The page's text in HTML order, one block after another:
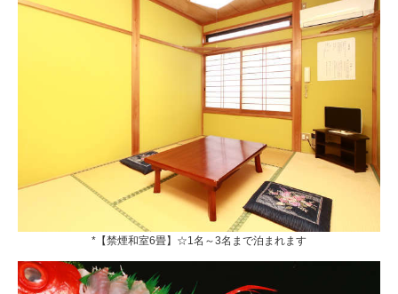
*【禁煙和室6畳】☆1名～3名まで泊まれます